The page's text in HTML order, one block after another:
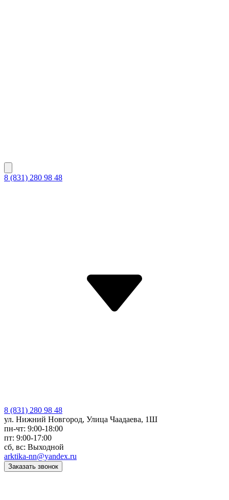
8 (831) 280 98 48
8 (831) 280 98 48
ул. Нижний Новгород, Улица Чаадаева, 1Ш
пн-чт: 9:00-18:00
пт: 9:00-17:00
сб, вс: Выходной
arktika-nn@yandex.ru
Заказать звонок